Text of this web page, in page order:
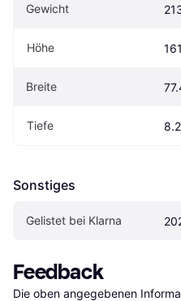
Gewicht
Höhe
Breite
Tiefe
Sonstiges
Gelistet bei Klarna
Feedback
Die oben angegebenen